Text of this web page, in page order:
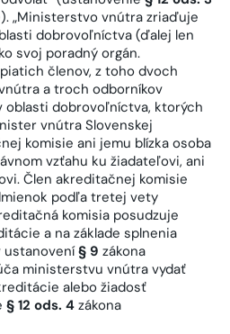
„Ministerstvo vnútra zriaďuje
dobrovoľníctva (ďalej len
svoj poradný orgán.
členov, z toho dvoch
a troch odborníkov
dobrovoľníctva, ktorých
vnútra Slovenskej
komisie ani jemu blízka osoba
vzťahu ku žiadateľovi, ani
Člen akreditačnej komisie
podľa tretej vety
komisia posudzuje
a na základe splnenia
ustanovení§ 9 zákona
ministerstvu vnútra vydať
alebo žiadosť
§ 12 ods. 4 zákona